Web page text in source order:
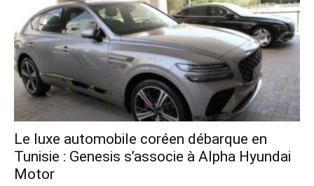
Le luxe automobile coréen débarque en
Tunisie : Genesis s’associe à Alpha Hyundai
Motor